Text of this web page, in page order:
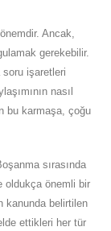
Ancak,
gerekebilir.
soru işaretleri
nasıl
bu karmaşa, çoğu
sırasında
oldukça önemli bir
kanunda belirtilen
ettikleri her tür